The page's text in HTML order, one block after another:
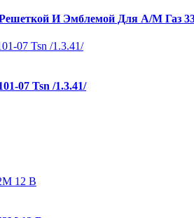
И Эмблемой Для А/М Газ
07 Tsn /1.3.41/